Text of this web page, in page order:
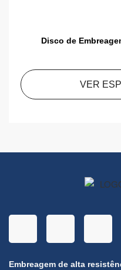
Disco de
VER
Embreagem de alta